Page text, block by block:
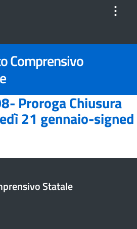
⋮
Comprensivo
Proroga Chiusura
21 gennaio-signed
Statale